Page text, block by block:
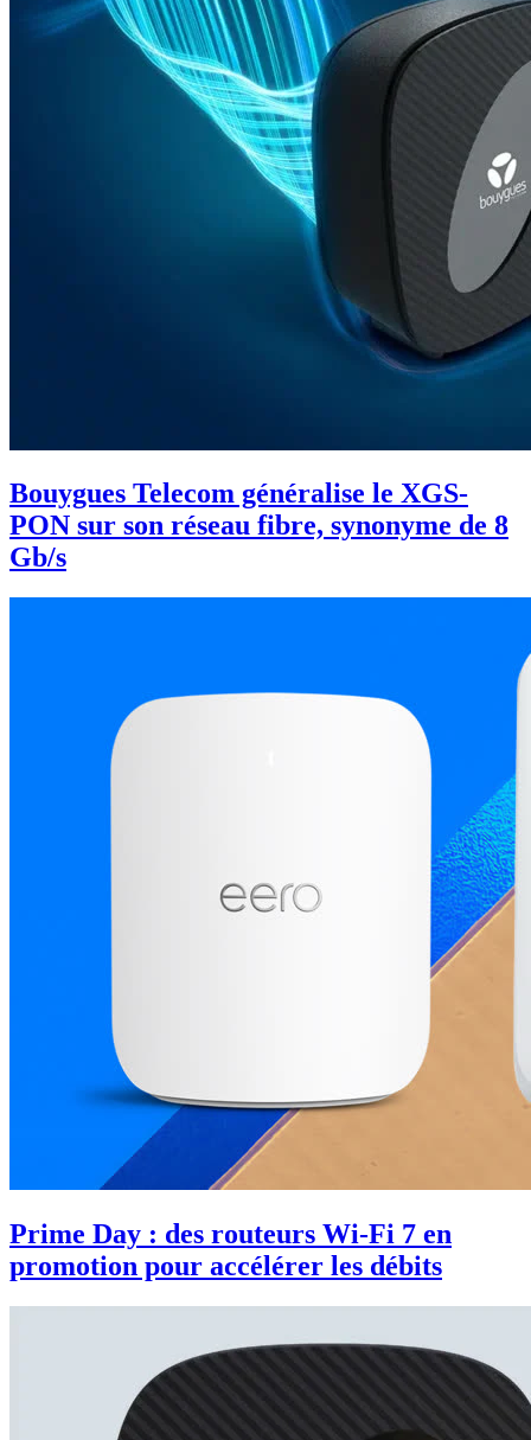
Bouygues Telecom généralise le XGS-
PON sur son réseau fibre, synonyme de 8
Gb/s
Prime Day : des routeurs Wi-Fi 7 en
promotion pour accélérer les débits